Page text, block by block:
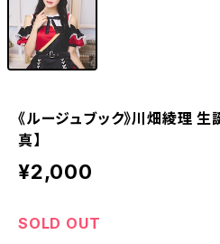
《ルージュブック》川畑綾理 生
真】
¥2,000
SOLD OUT